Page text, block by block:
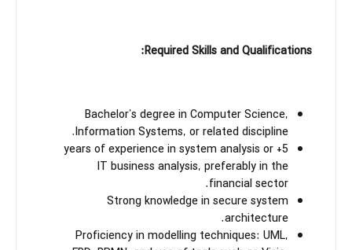
Required Skills and Qualifications:
Bachelor's degree in Computer Science,
Information Systems, or related discipline.
5+ years of experience in system analysis or
IT business analysis, preferably in the
financial sector.
Strong knowledge in secure system
architecture.
Proficiency in modelling techniques: UML,